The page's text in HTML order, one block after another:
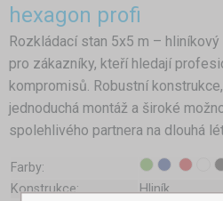
hexagon profi
Rozkládací stan 5x5 m – hliníkový
pro zákazníky, kteří hledají
kompromisů. Robustní
jednoduchá montáž a široké
spolehlivého partnera na dlouhá
Farby:
Konstrukce:
Hliník